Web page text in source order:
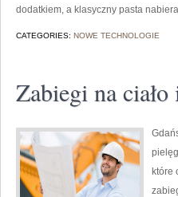
dodatkiem, a klasyczny pasta nabiera
CATEGORIES: NOWE TECHNOLOGIE
Zabiegi na
które